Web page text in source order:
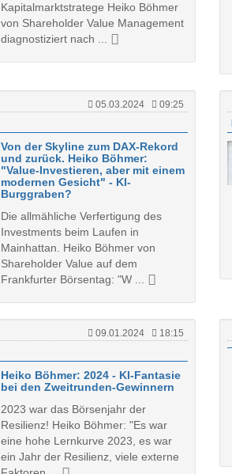
Kapitalmarktstratege Heiko Böhmer
von Shareholder Value Management
diagnostiziert nach ...
05.03.2024
09:25
Von der Skyline zum DAX-Rekord
und zurück. Heiko Böhmer:
"Value-Investieren, aber mit einem
modernen Gesicht" - KI-
Burggraben?
Die allmähliche Verfertigung des
Investments beim Laufen in
Mainhattan. Heiko Böhmer von
Shareholder Value auf dem
Frankfurter Börsentag: "W ...
09.01.2024
18:15
Heiko Böhmer: 2024 - KI-Fantasie
bei den Zweitrunden-Gewinnern
2023 war das Börsenjahr der
Resilienz! Heiko Böhmer: "Es war
eine hohe Lernkurve 2023, es war
ein Jahr der Resilienz, viele externe